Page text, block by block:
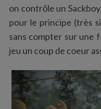
on contrôle un
pour le principe (très
sans compter sur une
jeu un coup de coeur